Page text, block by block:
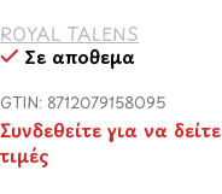
ROYAL TALENS
Σε απόθεμα
GTIN: 8712079158095
Συνδεθείτε για να δείτε
τιμές